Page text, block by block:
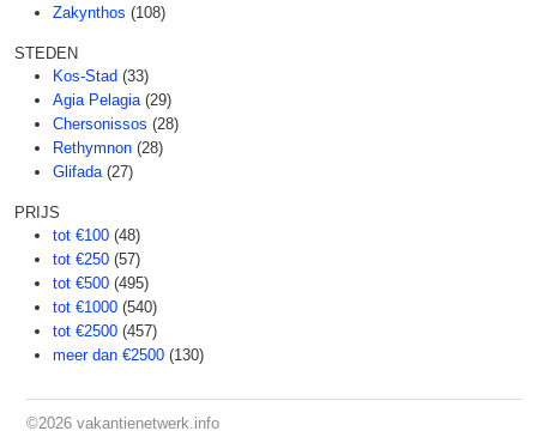
Zakynthos (108)
STEDEN
Kos-Stad (33)
Agia Pelagia (29)
Chersonissos (28)
Rethymnon (28)
Glifada (27)
PRIJS
tot €100 (48)
tot €250 (57)
tot €500 (495)
tot €1000 (540)
tot €2500 (457)
meer dan €2500 (130)
©2026 vakantienetwerk.info